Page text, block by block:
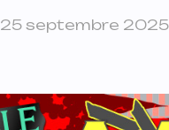
25 septembre 2025